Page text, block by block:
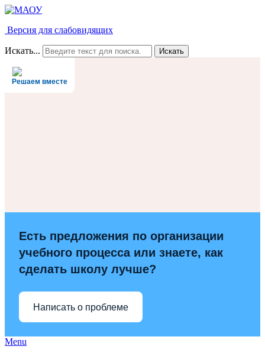
Версия для слабовидящих
Искать... Искать
Решаем вместе
Есть предложения по организации
учебного процесса или знаете, как
сделать школу лучше?
Написать о проблеме
Menu